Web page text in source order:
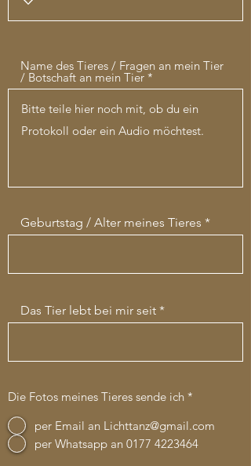
Name des Tieres / Fragen an mein Tier
/ Botschaft an mein Tier
Geburtstag / Alter meines Tieres
Das Tier lebt bei mir seit
Die Fotos meines Tieres sende ich *
per Email an Lichttanz@gmail.com
per Whatsapp an 0177 4223464